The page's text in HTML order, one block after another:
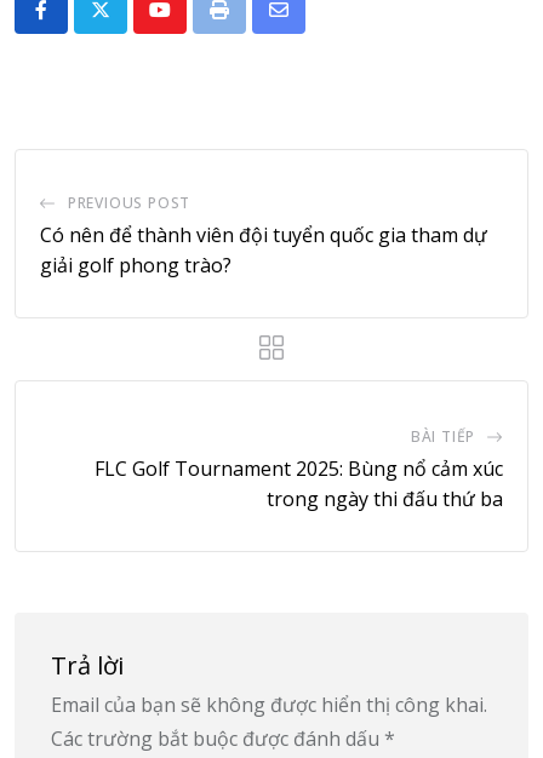
YoutubePrint
Share
PREVIOUS POST
Có nên để thành viên đội tuyển quốc gia tham dự
giải golf phong trào?
BÀI TIẾP
FLC Golf Tournament 2025: Bùng nổ cảm xúc
trong ngày thi đấu thứ ba
Trả lời
Email của bạn sẽ không được hiển thị công khai.
Các trường bắt buộc được đánh dấu *